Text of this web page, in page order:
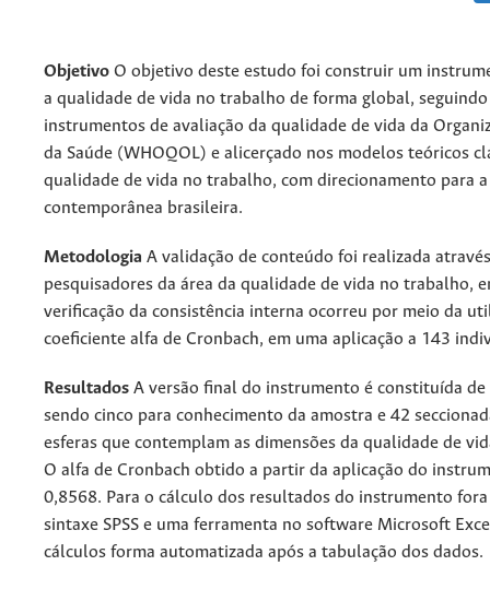
Objetivo O objetivo deste estudo foi construir um
a qualidade de vida no trabalho de forma global,
instrumentos de avaliação da qualidade de vida da
da Saúde (WHOQOL) e alicerçado nos modelos teóricos
qualidade de vida no trabalho, com direcionamento para a
contemporânea brasileira.
Metodologia A validação de conteúdo foi realizada
pesquisadores da área da qualidade de vida no trabalho,
verificação da consistência interna ocorreu por meio da
coeficiente alfa de Cronbach, em uma aplicação a 143
Resultados A versão final do instrumento é constituída de
sendo cinco para conhecimento da amostra e 42
esferas que contemplam as dimensões da qualidade de
O alfa de Cronbach obtido a partir da aplicação do
0,8568. Para o cálculo dos resultados do instrumento
sintaxe SPSS e uma ferramenta no software Microsoft
cálculos forma automatizada após a tabulação dos dados.